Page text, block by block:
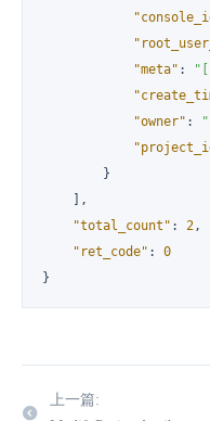
"meta" :
"owner" :
}
] ,
"total_count" : 2 ,
"ret_code" :
0
}
上一篇: